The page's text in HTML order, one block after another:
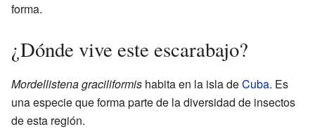
forma.
¿Dónde vive este escarabajo?
Mordellistena graciliformis habita en la isla deCuba. Es
una especie que forma parte de la diversidad de insectos
de esta región.